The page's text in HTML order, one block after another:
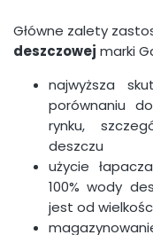
Główne zalety
deszczowej marki
najwyższa
porównaniu
rynku,
deszczu
użycie
100% wody
jest od